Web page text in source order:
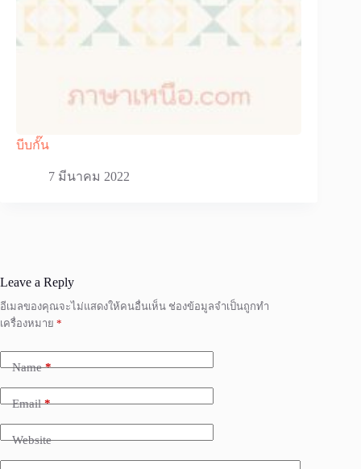
บีบกั๊น
7 มีนาคม 2022
Leave a Reply
อีเมลของคุณจะไม่แสดงให้คนอื่นเห็น ช่องข้อมูลจำเป็นถูกทำ
เครื่องหมาย *
Name*
Email*
Website